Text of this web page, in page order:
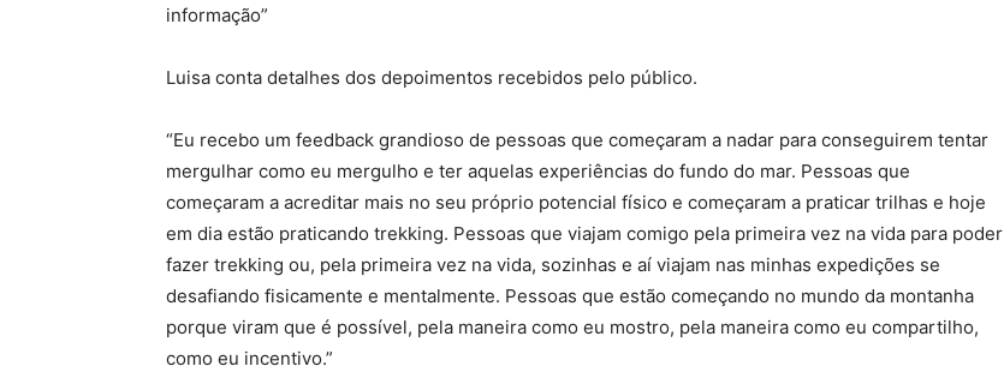
informação”
Luisa conta detalhes dos depoimentos recebidos pelo público.
“Eu recebo um feedback grandioso de pessoas que começaram a nadar para conseguirem tentar
mergulhar como eu mergulho e ter aquelas experiências do fundo do mar. Pessoas que
começaram a acreditar mais no seu próprio potencial físico e começaram a praticar trilhas e hoje
em dia estão praticando trekking. Pessoas que viajam comigo pela primeira vez na vida para poder
fazer trekking ou, pela primeira vez na vida, sozinhas e aí viajam nas minhas expedições se
desafiando fisicamente e mentalmente. Pessoas que estão começando no mundo da montanha
porque viram que é possível, pela maneira como eu mostro, pela maneira como eu compartilho,
como eu incentivo.”